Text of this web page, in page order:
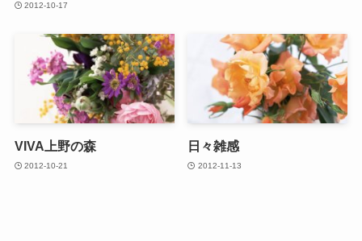
2012-10-17
VIVA上野の森
2012-10-21
日々雑感
2012-11-13